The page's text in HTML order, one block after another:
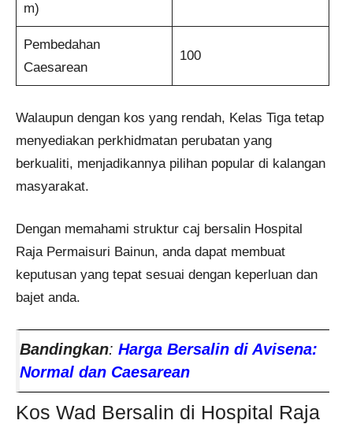
m)
Pembedahan
Caesarean
100
Walaupun dengan kos yang rendah, Kelas Tiga tetap
menyediakan perkhidmatan perubatan yang
berkualiti, menjadikannya pilihan popular di kalangan
masyarakat.
Dengan memahami struktur caj bersalin Hospital
Raja Permaisuri Bainun, anda dapat membuat
keputusan yang tepat sesuai dengan keperluan dan
bajet anda.
Bandingkan: Harga Bersalin di Avisena:
Normal dan Caesarean
Kos Wad Bersalin di Hospital Raja